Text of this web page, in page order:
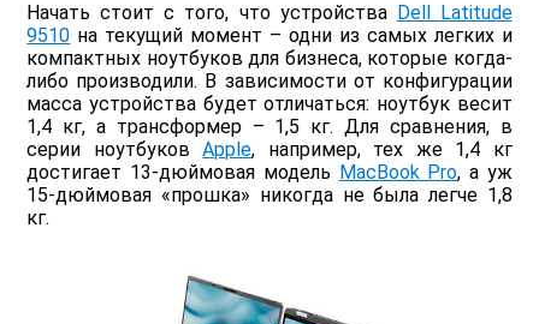
Начать стоит с того, что устройства Dell Latitude
9510 на текущий момент – одни из самых легких и
компактных ноутбуков для бизнеса, которые когда-
либо производили. В зависимости от конфигурации
масса устройства будет отличаться: ноутбук весит
1,4 кг, а трансформер – 1,5 кг. Для сравнения, в
серии ноутбуковApple, например, тех же 1,4 кг
достигает 13-дюймовая модель MacBook Pro, а уж
15-дюймовая «прошка» никогда не была легче 1,8
кг.